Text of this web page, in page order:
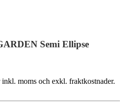
Semi Ellipse
moms och exkl. fraktkostnader.